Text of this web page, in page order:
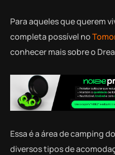
Para aqueles que querem
completa possível no
conhecer mais sobre o
Essa é a área de camping
diversos tipos de